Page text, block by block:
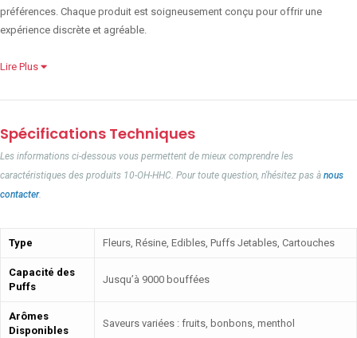
préférences. Chaque produit est soigneusement conçu pour offrir une
expérience discrète et agréable.
Lire Plus
Spécifications Techniques
Les informations ci-dessous vous permettent de mieux comprendre les
caractéristiques des produits 10-OH-HHC. Pour toute question, n'hésitez pas à nous
contacter.
Type Fleurs, Résine, Edibles, Puffs Jetables, Cartouches
Capacité des
Puffs
Jusqu’à 9000 bouffées
Arômes
Disponibles
Saveurs variées : fruits, bonbons, menthol